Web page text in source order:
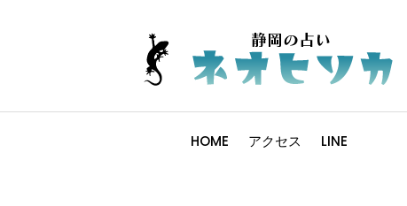
HOME アクセス LINE